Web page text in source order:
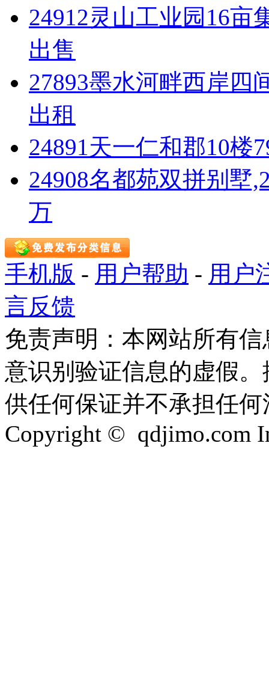
24912灵山工业园16亩
出售
27893墨水河畔西岸四
出租
24891天一仁和郡10楼
24908名都苑双拼别墅
万
手机版 - 用户帮助 - 用户
言反馈
免责声明：本网站所有
意识别验证信息的虚假
供任何保证并不承担任
Copyright © qdjimo.com